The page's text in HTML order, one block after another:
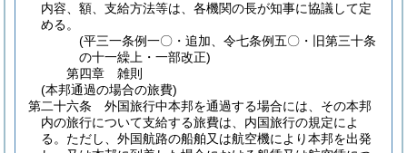
内容、額、支給方法等は、各機関の長が知事に協議して定
める。
(平三一条例一〇・追加、令七条例五〇・旧第三十条
の十一繰上・一部改正)
第四章
雑則
(本邦通過の場合の旅費)
第二十六条
外国旅行中本邦を通過する場合には、その本邦
内の旅行について支給する旅費は、内国旅行の規定によ
る。 ただし、外国航路の船舶又は航空機により本邦を出発